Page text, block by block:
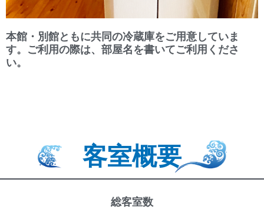
本館・別館ともに共同の冷蔵庫をご用意していま
す。ご利用の際は、部屋名を書いてご利用くださ
い。
客室概要
総客室数